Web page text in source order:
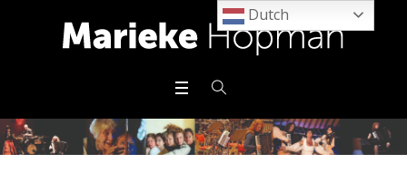
Dutch